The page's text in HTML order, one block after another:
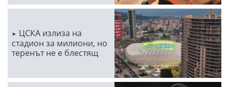
ЦСКА излиза на
стадион за милиони, но
теренът не е блестящ